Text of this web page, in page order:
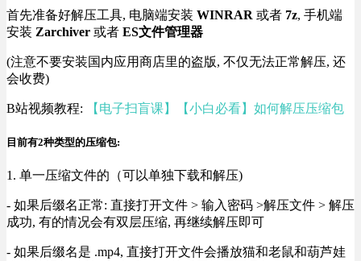
首先准备好解压工具, 电脑端安装 WINRAR 或者 7z, 手机端
安装 Zarchiver 或者 ES文件管理器
(注意不要安装国内应用商店里的盗版, 不仅无法正常解压, 还
会收费)
B站视频教程: 【电子扫盲课】【小白必看】如何解压压缩包
目前有2种类型的压缩包:
1. 单一压缩文件的（可以单独下载和解压)
- 如果后缀名正常: 直接打开文件 > 输入密码 >解压文件 > 解压
成功, 有的情况会有双层压缩, 再继续解压即可
- 如果后缀名是 .mp4, 直接打开文件会播放猫和老鼠和葫芦娃